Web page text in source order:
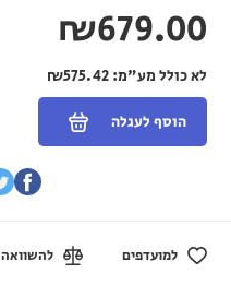
₪679.00
לא כולל מע"מ:₪575.42
הוסף לעגלה
למועדפים להשוואה